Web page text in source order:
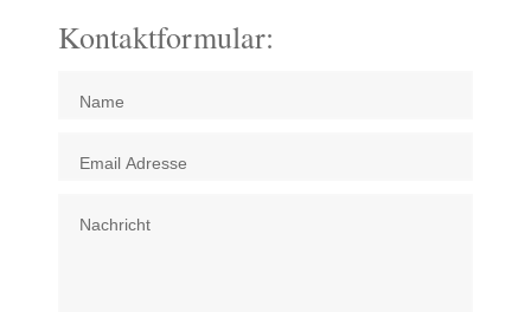
Kontaktformular: